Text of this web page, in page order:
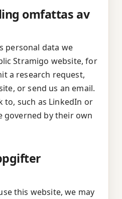
omfattas av
personal data we
Stramigo website, for
a research request,
or send us an email.
to, such as LinkedIn or
governed by their own
this website, we may